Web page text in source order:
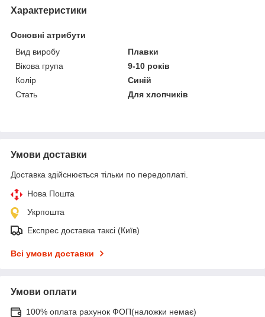
Характеристики
Основні атрибути
Вид виробу
Плавки
Вікова група
9-10 років
Колір
Синій
Стать
Для хлопчиків
Умови доставки
Доставка здійснюється тільки по передоплаті.
Нова Пошта
Укрпошта
Експрес доставка таксі (Київ)
Всі умови доставки
Умови оплати
100% оплата рахунок ФОП(наложки немає)